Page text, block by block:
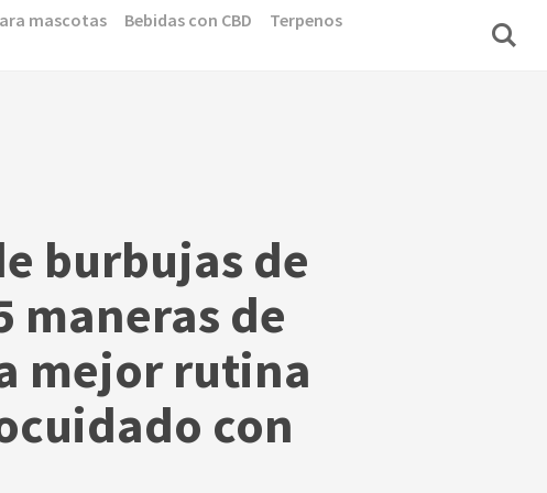
mascotas Bebidas con CBD
Terpenos
burbujas de
maneras de
mejor rutina
con